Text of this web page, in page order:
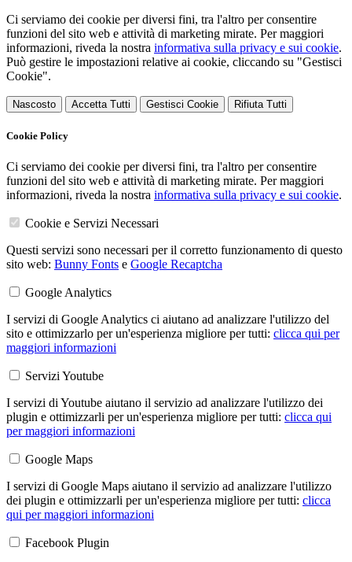
Ci serviamo dei cookie per diversi fini, tra l'altro per consentire
funzioni del sito web e attività di marketing mirate. Per maggiori
informazioni, riveda la nostra informativa sulla privacy e sui cookie.
Può gestire le impostazioni relative ai cookie, cliccando su "Gestisci
Cookie".
Nascosto Accetta Tutti Gestisci Cookie Rifiuta Tutti
Cookie Policy
Ci serviamo dei cookie per diversi fini, tra l'altro per consentire
funzioni del sito web e attività di marketing mirate. Per maggiori
informazioni, riveda la nostra informativa sulla privacy e sui cookie.
Cookie e Servizi Necessari
Questi servizi sono necessari per il corretto funzionamento di questo
sito web: Bunny Fonts e Google Recaptcha
Google Analytics
I servizi di Google Analytics ci aiutano ad analizzare l'utilizzo del
sito e ottimizzarlo per un'esperienza migliore per tutti: clicca qui per
maggiori informazioni
Servizi Youtube
I servizi di Youtube aiutano il servizio ad analizzare l'utilizzo dei
plugin e ottimizzarli per un'esperienza migliore per tutti: clicca qui
per maggiori informazioni
Google Maps
I servizi di Google Maps aiutano il servizio ad analizzare l'utilizzo
dei plugin e ottimizzarli per un'esperienza migliore per tutti: clicca
qui per maggiori informazioni
Facebook Plugin